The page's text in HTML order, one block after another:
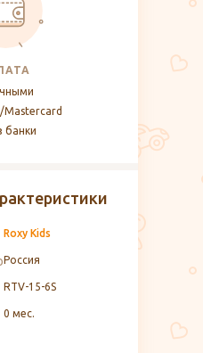
Mastercard
банки
Roxy Kids
Россия
RTV-15-6S
0 мес.